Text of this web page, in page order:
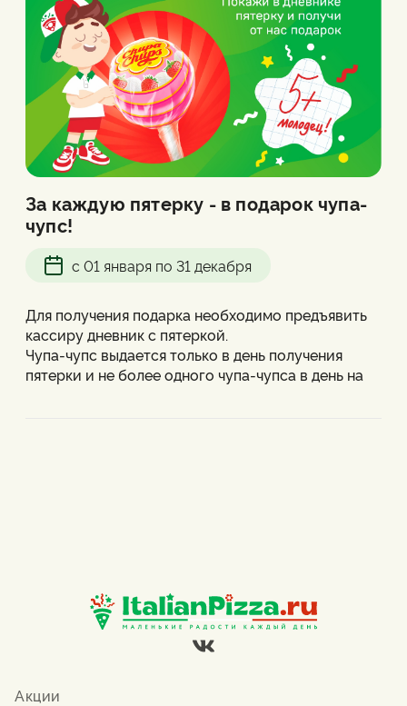
- Можно использовать на все меню
- Можно оплатить 100% заказа
- В 1 заказе можно применить только 1
сертификат
- Воспользоваться можно только 1 раз
- При использовании не всей суммы сертификата,
оставшаяся часть сгорает
При продаже не совмещается со скидками.
При использовании не совмещается с акциями,
день рождения.
Правила приобретения и использования
Подарочных сертификатов.
За каждую пятерку - в подарок чупа-
чупс!
с 01 января по 31 декабря
Для получения подарка необходимо предъявить
кассиру дневник с пятеркой.
Чупа-чупс выдается только в день получения
пятерки и не более одного чупа-чупса в день на
Акции